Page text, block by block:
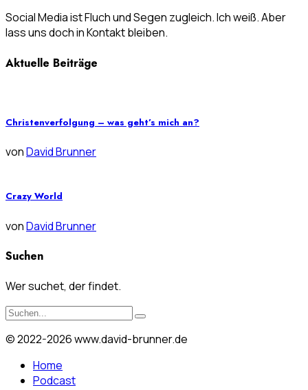
Social Media ist Fluch und Segen zugleich. Ich weiß. Aber
lass uns doch in Kontakt bleiben.
Aktuelle Beiträge
Christenverfolgung – was geht’s mich an?
vonDavid Brunner
Crazy World
vonDavid Brunner
Suchen
Wer suchet, der findet.
© 2022-2026 www.david-brunner.de
Home
Podcast